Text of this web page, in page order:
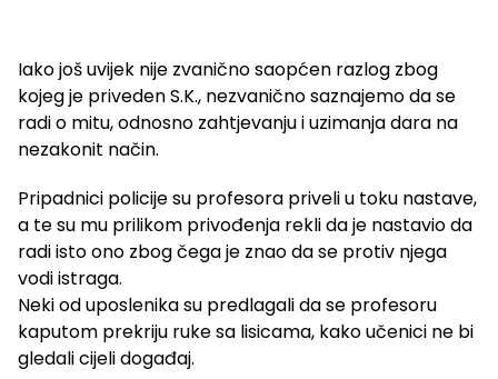
Iako još uvijek nije zvanično saopćen razlog zbog
kojeg je priveden S.K., nezvanično saznajemo da se
radi o mitu, odnosno zahtjevanju i uzimanja dara na
nezakonit način.
Pripadnici policije su profesora priveli u toku nastave,
a te su mu prilikom privođenja rekli da je nastavio da
radi isto ono zbog čega je znao da se protiv njega
vodi istraga.
Neki od uposlenika su predlagali da se profesoru
kaputom prekriju ruke sa lisicama, kako učenici ne bi
gledali cijeli događaj.